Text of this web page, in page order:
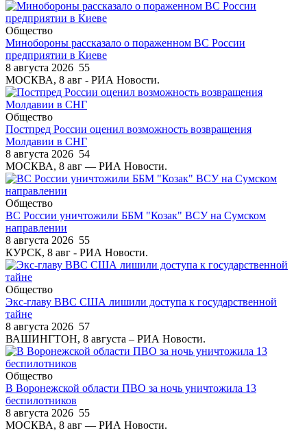
Общество
Минобороны рассказало о пораженном ВС России
предприятии в Киеве
8 августа 2026 55
МОСКВА, 8 авг - РИА Новости.
Общество
Постпред России оценил возможность возвращения
Молдавии в СНГ
8 августа 2026 54
МОСКВА, 8 авг — РИА Новости.
Общество
ВС России уничтожили ББМ "Козак" ВСУ на Сумском
направлении
8 августа 2026 55
КУРСК, 8 авг - РИА Новости.
Общество
Экс-главу ВВС США лишили доступа к государственной
тайне
8 августа 2026 57
ВАШИНГТОН, 8 августа – РИА Новости.
Общество
В Воронежской области ПВО за ночь уничтожила 13
беспилотников
8 августа 2026 55
МОСКВА, 8 авг — РИА Новости.